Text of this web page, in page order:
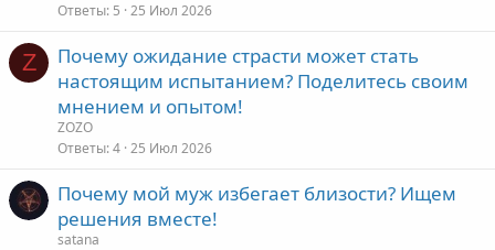
Ответы 5 25 Июл 2026
Z
Почему ожидание страсти может стать
настоящим испытанием? Поделитесь своим
мнением и опытом!
ZOZO
Ответы 4 25 Июл 2026
Почему мой муж избегает близости? Ищем
решения вместе!
satana